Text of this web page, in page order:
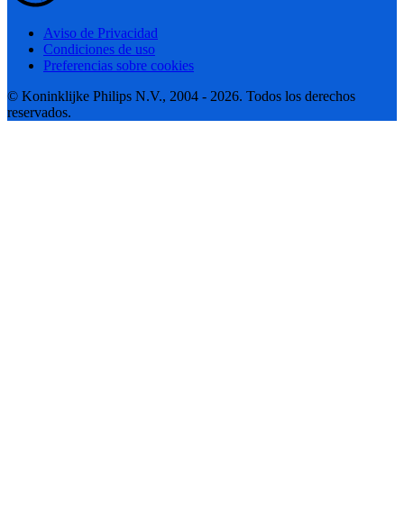
Aviso de Privacidad
Condiciones de uso
Preferencias sobre cookies
© Koninklijke Philips N.V., 2004 - 2026. Todos los derechos
reservados.